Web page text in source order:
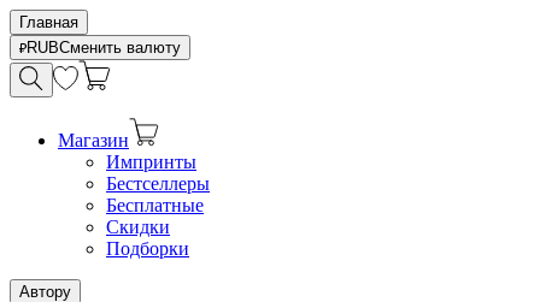
Главная
RUBСменить валюту
Магазин
Импринты
Бестселлеры
Бесплатные
Скидки
Подборки
Автору